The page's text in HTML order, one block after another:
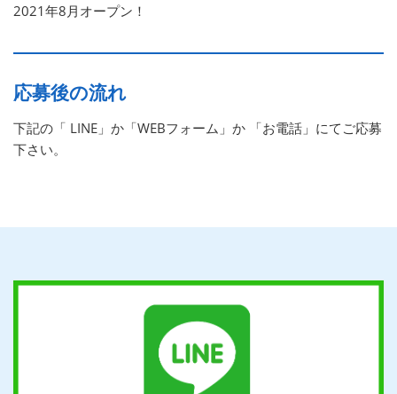
2021年8月オープン！
応募後の流れ
下記の「 LINE」か「WEBフォーム」か 「お電話」にてご応募
下さい。